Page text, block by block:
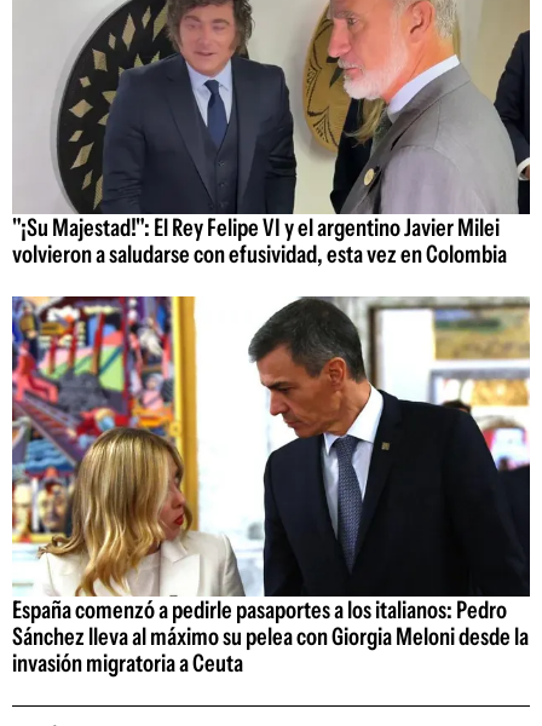
"¡Su Majestad!": El Rey Felipe VI y el argentino Javier Milei
volvieron a saludarse con efusividad, esta vez en Colombia
España comenzó a pedirle pasaportes a los italianos: Pedro
Sánchez lleva al máximo su pelea con Giorgia Meloni desde la
invasión migratoria a Ceuta